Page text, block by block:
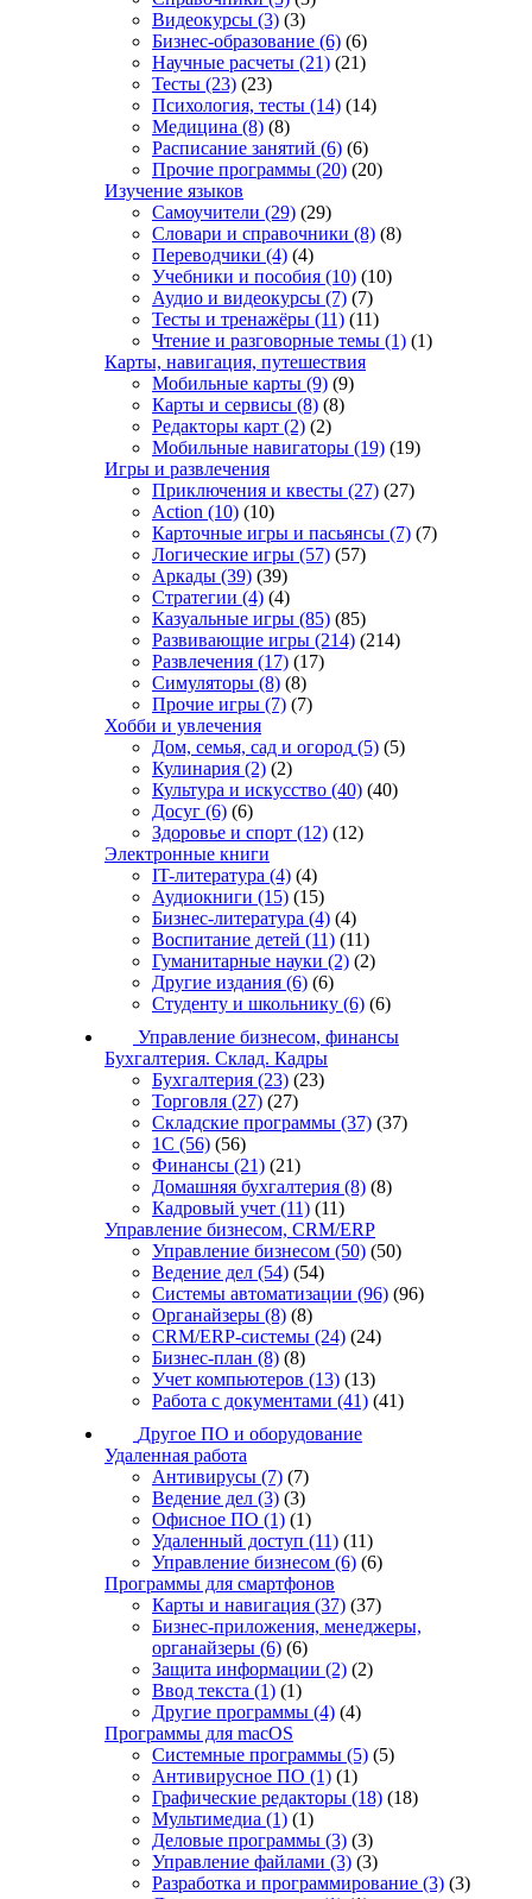
Видеокурсы (3) (3)
Бизнес-образование (6) (6)
Научные расчеты (21) (21)
Тесты (23) (23)
Психология, тесты (14) (14)
Медицина (8) (8)
Расписание занятий (6) (6)
Прочие программы (20) (20)
Изучение языков
Самоучители (29) (29)
Словари и справочники (8) (8)
Переводчики (4) (4)
Учебники и пособия (10) (10)
Аудио и видеокурсы (7) (7)
Тесты и тренажёры (11) (11)
Чтение и разговорные темы (1) (1)
Карты, навигация, путешествия
Мобильные карты (9) (9)
Карты и сервисы (8) (8)
Редакторы карт (2) (2)
Мобильные навигаторы (19) (19)
Игры и развлечения
Приключения и квесты (27) (27)
Action (10) (10)
Карточные игры и пасьянсы (7) (7)
Логические игры (57) (57)
Аркады (39) (39)
Стратегии (4) (4)
Казуальные игры (85) (85)
Развивающие игры (214) (214)
Развлечения (17) (17)
Симуляторы (8) (8)
Прочие игры (7) (7)
Хобби и увлечения
Дом, семья, сад и огород (5) (5)
Кулинария (2) (2)
Культура и искусство (40) (40)
Досуг (6) (6)
Здоровье и спорт (12) (12)
Электронные книги
IT-литература (4) (4)
Аудиокниги (15) (15)
Бизнес-литература (4) (4)
Воспитание детей (11) (11)
Гуманитарные науки (2) (2)
Другие издания (6) (6)
Студенту и школьнику (6) (6)
Управление бизнесом, финансы
Бухгалтерия. Склад. Кадры
Бухгалтерия (23) (23)
Торговля (27) (27)
Складские программы (37) (37)
1С (56) (56)
Финансы (21) (21)
Домашняя бухгалтерия (8) (8)
Кадровый учет (11) (11)
Управление бизнесом, CRM/ERP
Управление бизнесом (50) (50)
Ведение дел (54) (54)
Системы автоматизации (96) (96)
Органайзеры (8) (8)
CRM/ERP-системы (24) (24)
Бизнес-план (8) (8)
Учет компьютеров (13) (13)
Работа с документами (41) (41)
Другое ПО и оборудование
Удаленная работа
Антивирусы (7) (7)
Ведение дел (3) (3)
Офисное ПО (1) (1)
Удаленный доступ (11) (11)
Управление бизнесом (6) (6)
Программы для смартфонов
Карты и навигация (37) (37)
Бизнес-приложения, менеджеры,
органайзеры (6) (6)
Защита информации (2) (2)
Ввод текста (1) (1)
Другие программы (4) (4)
Программы для macOS
Системные программы (5) (5)
Антивирусное ПО (1) (1)
Графические редакторы (18) (18)
Мультимедиа (1) (1)
Деловые программы (3) (3)
Управление файлами (3) (3)
Разработка и программирование (3) (3)